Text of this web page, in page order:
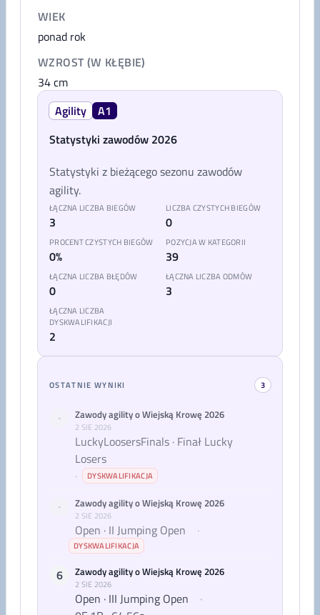
WIEK
ponad rok
WZROST (W KŁĘBIE)
34cm
Agility
A1
Statystyki zawodów 2026
Statystyki z bieżącego sezonu zawodów
agility.
ŁĄCZNA LICZBA BIEGÓW
3
LICZBA CZYSTYCH BIEGÓW
0
PROCENT CZYSTYCH BIEGÓW
0%
POZYCJA W KATEGORII
39
ŁĄCZNA LICZBA BŁĘDÓW
0
ŁĄCZNA LICZBA ODMÓW
3
ŁĄCZNA LICZBA
DYSKWALIFIKACJI
2
OSTATNIE WYNIKI 3
- Zawody agility o Wiejską Krowę 2026
2 SIE 2026
LuckyLoosersFinals · Finał Lucky
Losers
·
DYSKWALIFIKACJA
- Zawody agility o Wiejską Krowę 2026
2 SIE 2026
Open · II Jumping Open ·
DYSKWALIFIKACJA
6 Zawody agility o Wiejską Krowę 2026
2 SIE 2026
Open · III Jumping Open
·